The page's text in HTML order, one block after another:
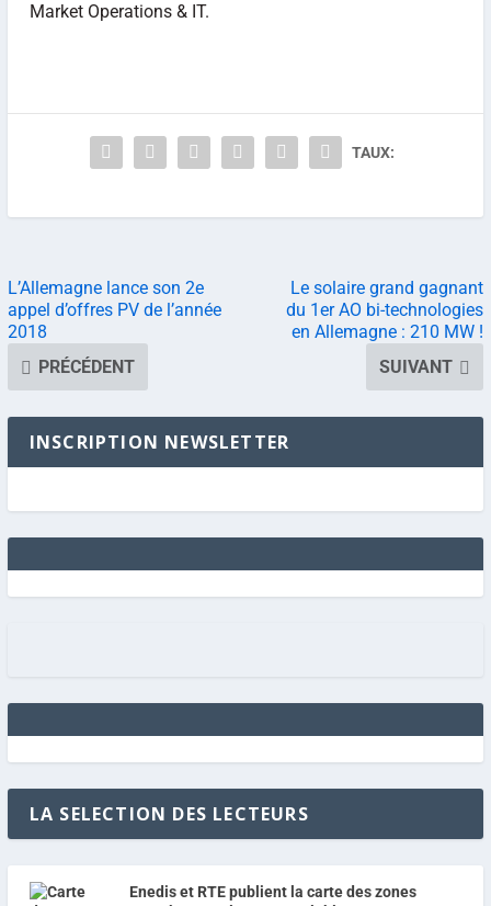
Market Operations & IT.
TAUX:
L’Allemagne lance son 2e
appel d’offres PV de l’année
2018
PRÉCÉDENT
Le solaire grand gagnant
du 1er AO bi-technologies
en Allemagne : 210 MW !
SUIVANT
INSCRIPTION NEWSLETTER
LA SELECTION DES LECTEURS
Enedis et RTE publient la carte des zones